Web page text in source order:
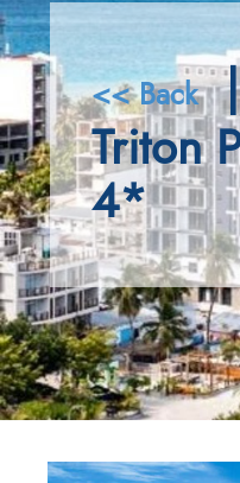
<< Back|
Triton
4*